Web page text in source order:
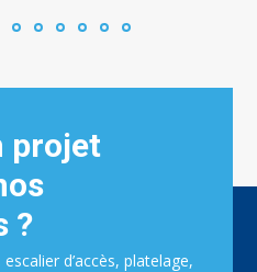
projet
?
d’accès, platelage,